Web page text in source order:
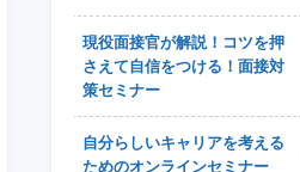
現役面接官が解説！コツを押
さえて自信をつける！面接対
策セミナー
自分らしいキャリアを考える
ためのオンラインセミナー